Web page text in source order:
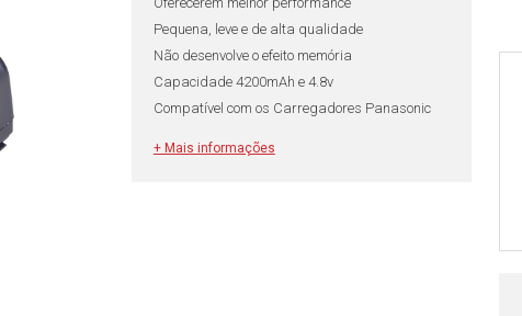
Pequena, leve e de alta qualidade
Não desenvolve o efeito memória
Capacidade 4200mAh e 4.8v
Compatível com os Carregadores Panasonic
+ Mais informações